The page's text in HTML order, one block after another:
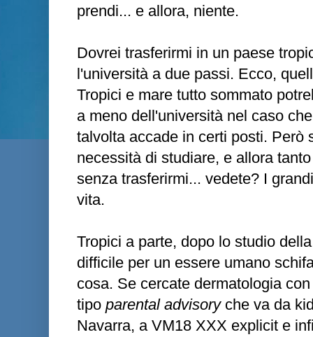
prendi... e allora, niente.
Dovrei trasferirmi in un paese
l'università a due passi. Ecco,
Tropici e mare tutto sommato
a meno dell'università nel caso
talvolta accade in certi posti. Però
necessità di studiare, e allora
senza trasferirmi... vedete? I
vita.
Tropici a parte, dopo lo studio
difficile per un essere umano
cosa. Se cercate dermatologia
tipo parental advisoryche va da
Navarra, a VM18 XXX explicit e